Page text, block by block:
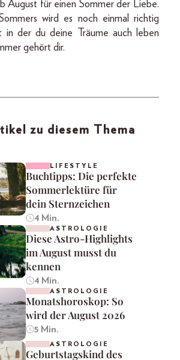
August für einen Sommer der Liebe.
wird es noch einmal richtig
in der du deine Träume auch leben
gehört dir.
zu diesem Thema
LIFESTYLE
Buchtipps: Die perfekte
Sommerlektüre für
dein Sternzeichen
4 Min.
ASTROLOGIE
Diese Astro-Highlights
im August musst du
kennen
4 Min.
ASTROLOGIE
Monatshoroskop: So
wird der August 2026
5 Min.
ASTROLOGIE
Geburtstagskind des